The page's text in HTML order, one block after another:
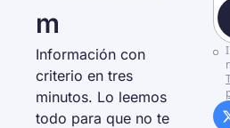
m
Información con
criterio en tres
minutos. Lo leemos
todo para que no te